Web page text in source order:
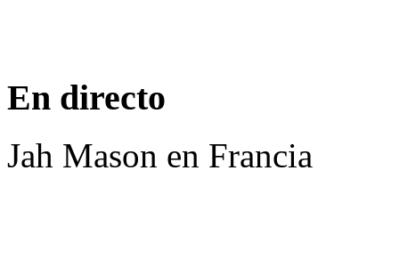
En directo
Jah Mason en Francia